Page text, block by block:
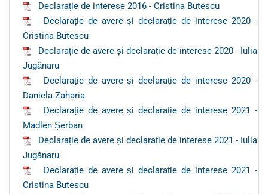
Declarație de interese 2016 - Cristina Butescu
Declarație de avere și declarație de interese 2020 -
Cristina Butescu
Declarație de avere și declarație de interese 2020 - Iulia
Jugănaru
Declarație de avere și declarație de interese 2020 -
Daniela Zaharia
Declarație de avere și declarație de interese 2021 -
Madlen Șerban
Declarație de avere și declarație de interese 2021 - Iulia
Jugănaru
Declarație de avere și declarație de interese 2021 -
Cristina Butescu